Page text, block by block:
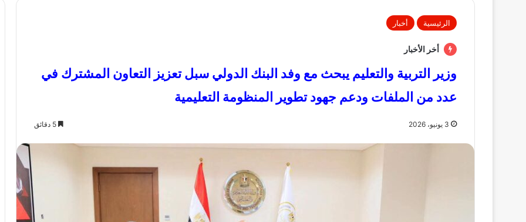
الرئيسية أخبار
أخر الأخبار
وزير التربية والتعليم يبحث مع وفد البنك الدولي سبل تعزيز التعاون المشترك في
عدد من الملفات ودعم جهود تطوير المنظومة التعليمية
3 يونيو، 2026